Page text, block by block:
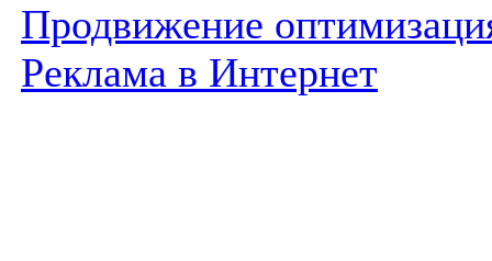
Продвижение
Реклама в Интернет